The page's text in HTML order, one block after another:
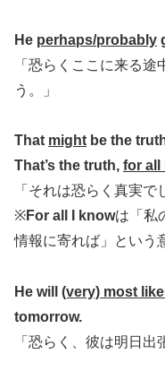
He perhaps/probably
「恐らくここに来る
う。」
That might be the
That’s the truth, for all
「それは恐らく真実で
※For all I knowは「私
情報に寄れば」という
He will (very) most
tomorrow.
「恐らく、彼は明日出